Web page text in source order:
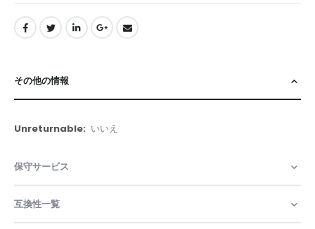
その他の情報
そ
の
情
報
いいえ
保守サービス
互換性一覧